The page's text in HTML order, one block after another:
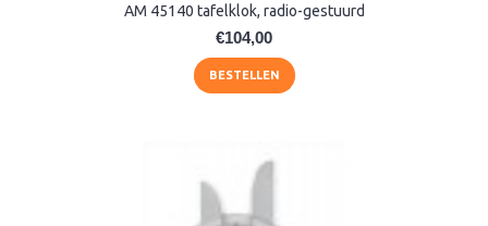
AM 45140 tafelklok, radio-gestuurd
€104,00
BESTELLEN